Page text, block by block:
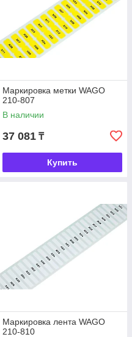
Маркировка метки WAGO
210-807
В наличии
37 081 ₸
Купить
Маркировка лента WAGO
210-810